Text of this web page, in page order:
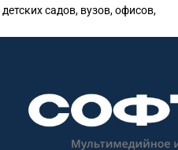
детских садов, вузов, офисов,
3840x2160@60Гц (16:9), сенсор:
20 касаний, яркость: 400, ос /
совместимость: Android.